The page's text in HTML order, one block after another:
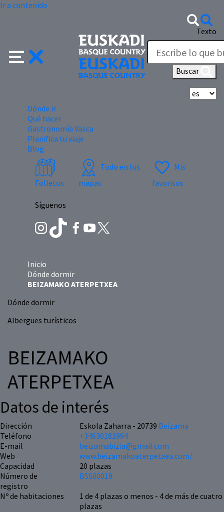
Ir a contenido
Texto
Buscar
Dónde ir
Qué hacer
Gastronomía Vasca
Planifica tu viaje
Blog
Folletos
Todo en los
mapas
Mis
favoritos
Síguenos
Inicio
Dónde dormir
BEIZAMAKO ATERPETXEA
Dónde dormir
Albergues turísticos
BEIZAMAKO
ATERPETXEA
Datos de interés
Dirección Eskola Zaharra - 20739 Beizama
Teléfono
+34630181994
E-mail
beizamabizia@gmail.com
Web
www.beizamakoaterpetxea.com/
Capacidad
20 plazas
Número de
registro
BSS00019
Nº de habitaciones
1 de 4 plazas o menos - 4 de más de cuatro
plazas